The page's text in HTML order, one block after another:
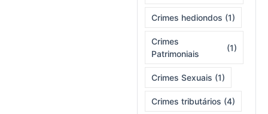
Crimes hediondos (1)
Crimes
Patrimoniais
(1)
Crimes Sexuais (1)
Crimes tributários (4)